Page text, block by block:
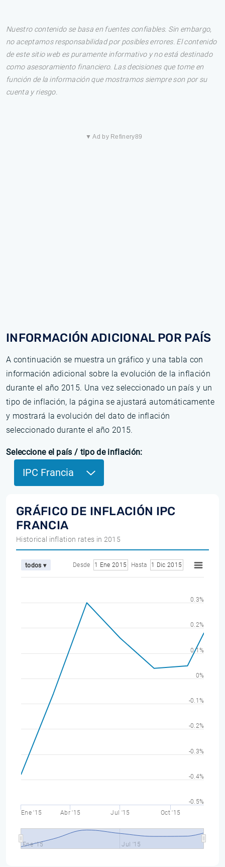
Nuestro contenido se basa en fuentes confiables. Sin embargo,
no aceptamos responsabilidad por posibles errores. El contenido
de este sitio web es puramente informativo y no está destinado
como asesoramiento financiero. Las decisiones que tome en
función de la información que mostramos siempre son por su
cuenta y riesgo.
▼ Ad by Refinery89
INFORMACIÓN ADICIONAL POR PAÍS
A continuación se muestra un gráfico y una tabla con
información adicional sobre la evolución de la inflación
durante el año 2015. Una vez seleccionado un país y un
tipo de inflación, la página se ajustará automáticamente
y mostrará la evolución del dato de inflación
seleccionado durante el año 2015.
Seleccione el país / tipo de inflación:
IPC Francia
GRÁFICO DE INFLACIÓN IPC
FRANCIA
Historical inflation rates in 2015
todos ▾ Desde 1 Ene 2015 Hasta 1 Dic 2015
Ene '15 Abr '15 Jul '15 Oct '15
Ene '15 Jul '15
-0.5%
-0.4%
-0.3%
-0.2%
-0.1%
0%
0.1%
0.2%
0.3%